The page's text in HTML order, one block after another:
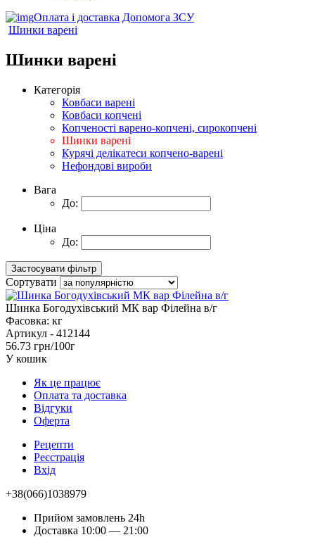
Оплата і доставка Допомога ЗСУ
Шинки варені
Шинки варені
Категорія
Ковбаси варені
Ковбаси копчені
Копченості варено-копчені, сирокопчені
Шинки варені
Курячі делікатеси копчено-варені
Нефондові вироби
Вага
До:
Ціна
До:
Сортувати
Шинка Богодухівський МК вар Філейна в/г
Фасовка: кг
Артикул - 412144
56.73 грн/100г
У кошик
Як це працює
Оплата та доставка
Відгуки
Оферта
Рецепти
Реєстрація
Вхід
+38(066)1038979
Прийом замовлень 24h
Доставка 10:00 — 21:00